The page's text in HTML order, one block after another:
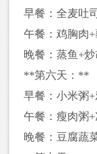
早餐：全麦吐
午餐：鸡胸肉
晚餐：蒸鱼+
**第六天：**
早餐：小米粥
午餐：瘦肉粥
晚餐：豆腐蔬